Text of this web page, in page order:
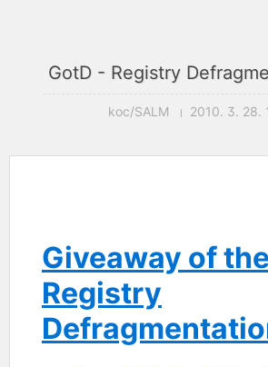
GotD - Registry
koc/SALM 2010. 3. 28.
Giveaway of
Registry